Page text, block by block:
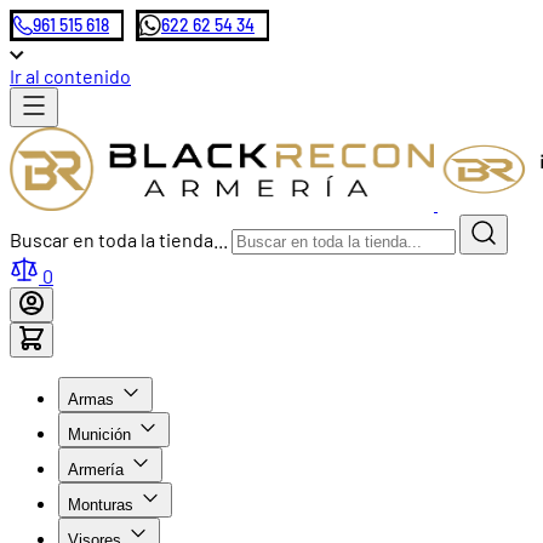
961 515 618 622 62 54 34
Ir al contenido
Buscar en toda la tienda...
0
Armas
Munición
Armería
Monturas